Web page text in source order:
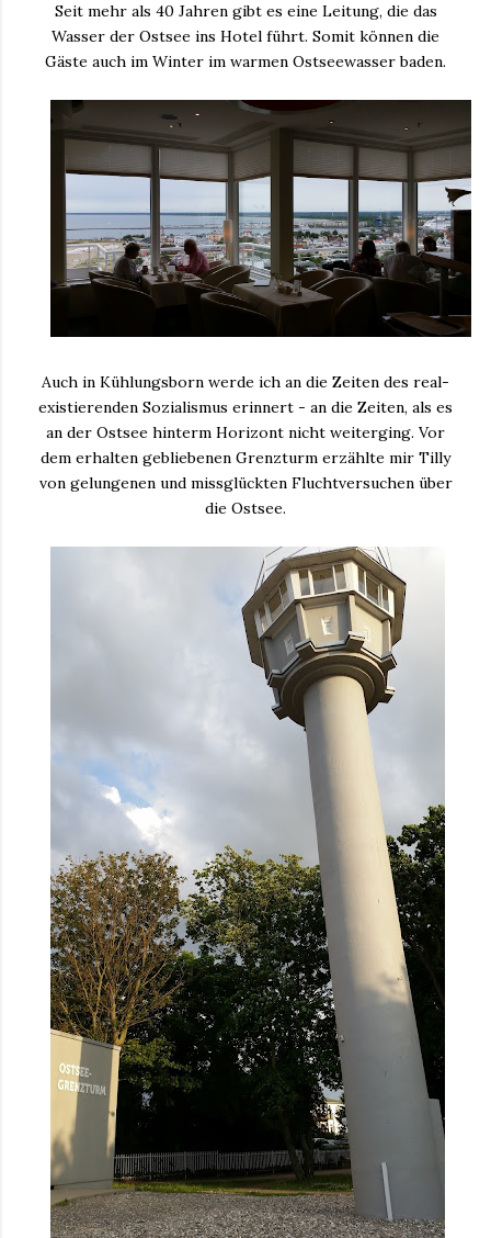
Seit mehr als 40 Jahren gibt es eine Leitung, die das
Wasser der Ostsee ins Hotel führt. Somit können die
Gäste auch im Winter im warmen Ostseewasser baden.
Auch in Kühlungsborn werde ich an die Zeiten des real-
existierenden Sozialismus erinnert - an die Zeiten, als es
an der Ostsee hinterm Horizont nicht weiterging. Vor
dem erhalten gebliebenen Grenzturm erzählte mir Tilly
von gelungenen und missglückten Fluchtversuchen über
die Ostsee.